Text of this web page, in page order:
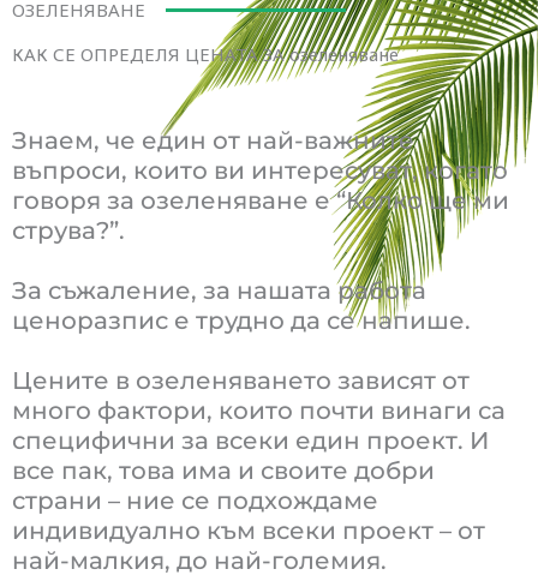
ОЗЕЛЕНЯВАНЕ
КАК СЕ ОПРЕДЕЛЯ ЦЕНАТА ЗА озеленяване
Знаем, че един от най-важните
въпроси, които ви интересуват, когато
говоря за озеленяване е “Колко ще ми
струва?”.
За съжаление, за нашата работа
ценоразпис е трудно да се напише.
Цените в озеленяването зависят от
много фактори, които почти винаги са
специфични за всеки един проект. И
все пак, това има и своите добри
страни – ние се подхождаме
индивидуално към всеки проект – от
най-малкия, до най-големия.